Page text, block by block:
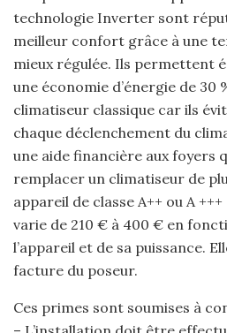
technologie Inverter sont
meilleur confort grâce à une
mieux régulée. Ils permettent
une économie d’énergie de
climatiseur classique car ils
chaque déclenchement du
une aide financière aux foyers
remplacer un climatiseur de
appareil de classe A++ ou A
varie de 210 € à 400 € en
l’appareil et de sa puissance.
facture du poseur.
Ces primes sont soumises à